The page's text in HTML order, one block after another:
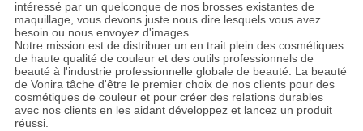
intéressé par un quelconque de nos brosses existantes de
maquillage, vous devons juste nous dire lesquels vous avez
besoin ou nous envoyez d'images.
Notre mission est de distribuer un en trait plein des cosmétiques
de haute qualité de couleur et des outils professionnels de
beauté à l'industrie professionnelle globale de beauté. La beauté
de Vonira tâche d'être le premier choix de nos clients pour des
cosmétiques de couleur et pour créer des relations durables
avec nos clients en les aidant développez et lancez un produit
réussi.